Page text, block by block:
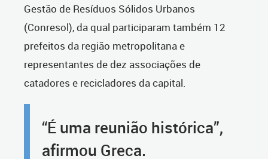
Gestão de Resíduos Sólidos Urbanos
(Conresol), da qual participaram também 12
prefeitos da região metropolitana e
representantes de dez associações de
catadores e recicladores da capital.
“É uma reunião histórica”,
afirmou Greca.